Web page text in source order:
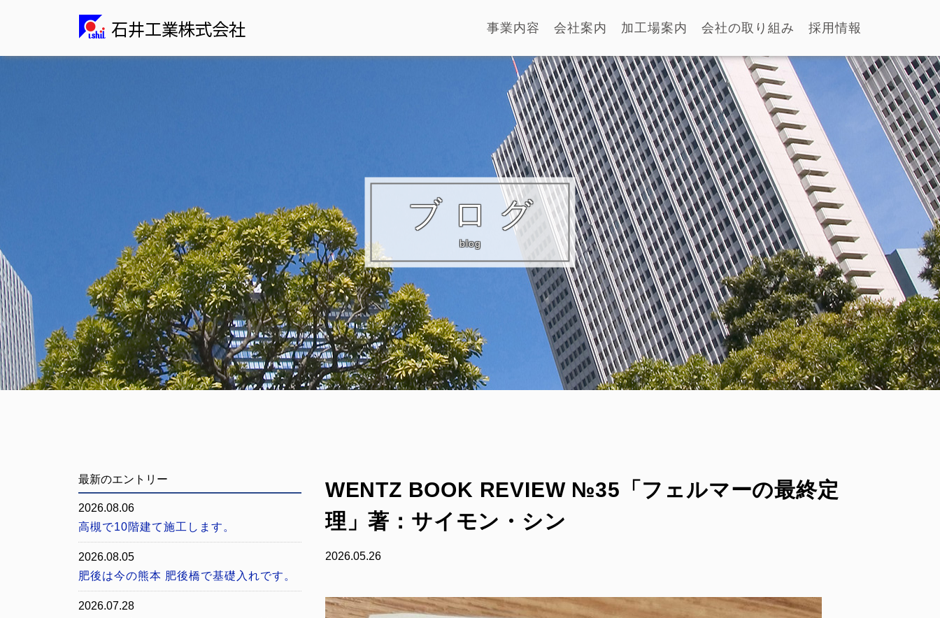
事業内容 会社案内 加工場案内 会社の取り組み 採用情報
ブログ
blog
WENTZ BOOK REVIEW №35「フェルマーの最終定
理」著：サイモン・シン
2026.05.26
最新のエントリー
2026.08.06
高槻で10階建て施工します。
2026.08.05
肥後は今の熊本 肥後橋で基礎入れです。
2026.07.28